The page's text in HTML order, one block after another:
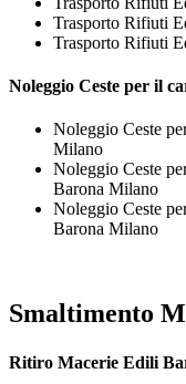
Trasporto Rifiuti
Trasporto Rifiuti
Noleggio Ceste per il
Noleggio Ceste
Milano
Noleggio Ceste
Barona Milano
Noleggio Ceste
Barona Milano
Smaltimento
Ritiro Macerie Edili